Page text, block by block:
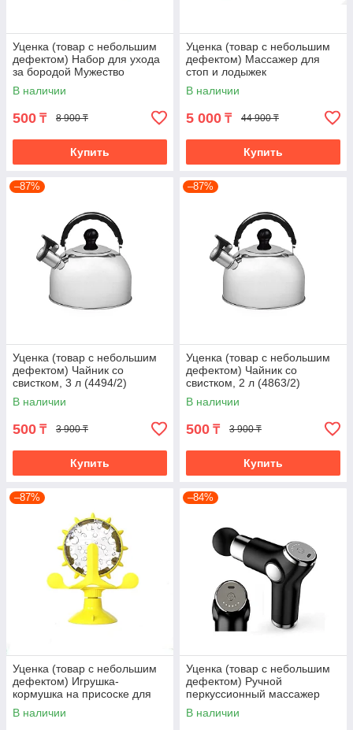
Уценка (товар с небольшим
дефектом) Набор для ухода
за бородой Мужество
В наличии
500 ₸ 8 900 ₸
Купить
Уценка (товар с небольшим
дефектом) Массажер для
стоп и лодыжек
«Блаженство» (черный)
(11016/2)
В наличии
5 000 ₸ 44 900 ₸
Купить
–87%
Уценка (товар с небольшим
дефектом) Чайник со
свистком, 3 л (4494/2)
В наличии
500 ₸ 3 900 ₸
Купить
–87%
Уценка (товар с небольшим
дефектом) Чайник со
свистком, 2 л (4863/2)
В наличии
500 ₸ 3 900 ₸
Купить
–87%
Уценка (товар с небольшим
дефектом) Игрушка-
кормушка на присоске для
кошек (4585/2)
В наличии
–84%
Уценка (товар с небольшим
дефектом) Ручной
перкуссионный массажер
(ударный пистолет) для тела
(4726/5)
В наличии